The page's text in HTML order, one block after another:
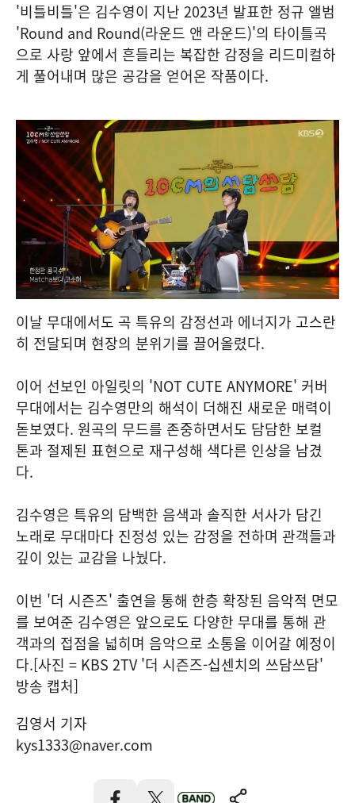
'비틀비틀'은 김수영이 지난 2023년 발표한 정규 앨범
'Round and Round(라운드 앤 라운드)'의 타이틀곡
으로 사랑 앞에서 흔들리는 복잡한 감정을 리드미컬하
게 풀어내며 많은 공감을 얻어온 작품이다.
이날 무대에서도 곡 특유의 감정선과 에너지가 고스란
히 전달되며 현장의 분위기를 끌어올렸다.
이어 선보인 아일릿의 'NOT CUTE ANYMORE' 커버
무대에서는 김수영만의 해석이 더해진 새로운 매력이
돋보였다. 원곡의 무드를 존중하면서도 담담한 보컬
톤과 절제된 표현으로 재구성해 색다른 인상을 남겼
다.
김수영은 특유의 담백한 음색과 솔직한 서사가 담긴
노래로 무대마다 진정성 있는 감정을 전하며 관객들과
깊이 있는 교감을 나눴다.
이번 '더 시즌즈' 출연을 통해 한층 확장된 음악적 면모
를 보여준 김수영은 앞으로도 다양한 무대를 통해 관
객과의 접점을 넓히며 음악으로 소통을 이어갈 예정이
다.[사진 = KBS 2TV '더 시즌즈-십센치의 쓰담쓰담'
방송 캡처]
김영서 기자
kys1333@naver.com